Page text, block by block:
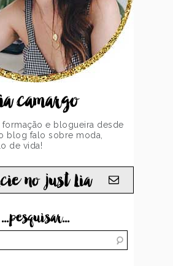
camargo
formação e blogueira desde
blog falo sobre moda,
de vida!
no just Lia
...pesquisar...